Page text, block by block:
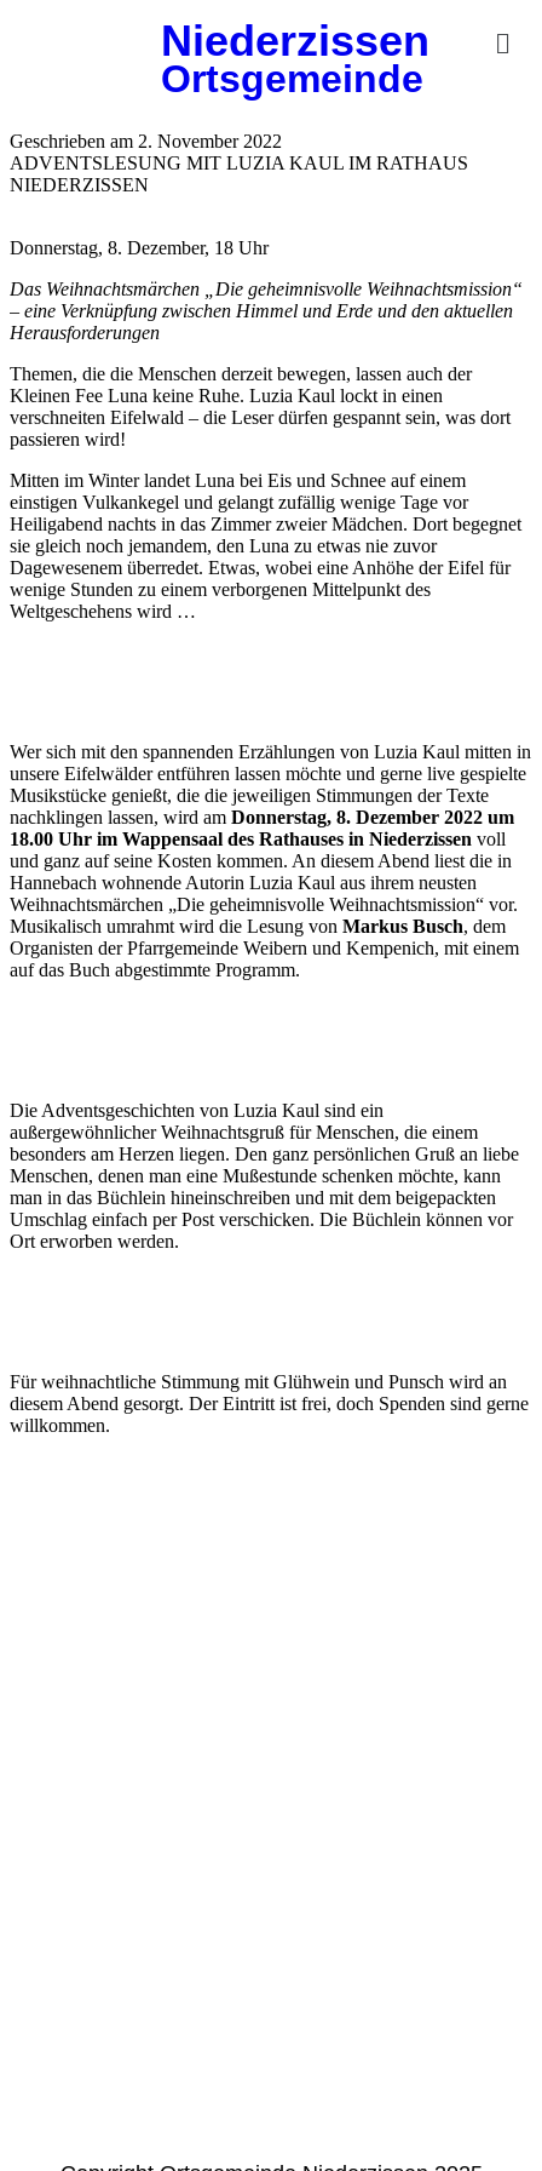
Niederzissen
Ortsgemeinde
Geschrieben am 2. November 2022
ADVENTSLESUNG MIT LUZIA KAUL IM RATHAUS
NIEDERZISSEN
Donnerstag, 8. Dezember, 18 Uhr
Das Weihnachtsmärchen „Die geheimnisvolle Weihnachtsmission“
– eine Verknüpfung zwischen Himmel und Erde und den aktuellen
Herausforderungen
Themen, die die Menschen derzeit bewegen, lassen auch der
Kleinen Fee Luna keine Ruhe. Luzia Kaul lockt in einen
verschneiten Eifelwald – die Leser dürfen gespannt sein, was dort
passieren wird!
Mitten im Winter landet Luna bei Eis und Schnee auf einem
einstigen Vulkankegel und gelangt zufällig wenige Tage vor
Heiligabend nachts in das Zimmer zweier Mädchen. Dort begegnet
sie gleich noch jemandem, den Luna zu etwas nie zuvor
Dagewesenem überredet. Etwas, wobei eine Anhöhe der Eifel für
wenige Stunden zu einem verborgenen Mittelpunkt des
Weltgeschehens wird …
Wer sich mit den spannenden Erzählungen von Luzia Kaul mitten in
unsere Eifelwälder entführen lassen möchte und gerne live gespielte
Musikstücke genießt, die die jeweiligen Stimmungen der Texte
nachklingen lassen, wird am Donnerstag, 8. Dezember 2022 um
18.00 Uhr im Wappensaal des Rathauses in Niederzissen voll
und ganz auf seine Kosten kommen. An diesem Abend liest die in
Hannebach wohnende Autorin Luzia Kaul aus ihrem neusten
Weihnachtsmärchen „Die geheimnisvolle Weihnachtsmission“ vor.
Musikalisch umrahmt wird die Lesung von Markus Busch, dem
Organisten der Pfarrgemeinde Weibern und Kempenich, mit einem
auf das Buch abgestimmte Programm.
Die Adventsgeschichten von Luzia Kaul sind ein
außergewöhnlicher Weihnachtsgruß für Menschen, die einem
besonders am Herzen liegen. Den ganz persönlichen Gruß an liebe
Menschen, denen man eine Mußestunde schenken möchte, kann
man in das Büchlein hineinschreiben und mit dem beigepackten
Umschlag einfach per Post verschicken. Die Büchlein können vor
Ort erworben werden.
Für weihnachtliche Stimmung mit Glühwein und Punsch wird an
diesem Abend gesorgt. Der Eintritt ist frei, doch Spenden sind gerne
willkommen.